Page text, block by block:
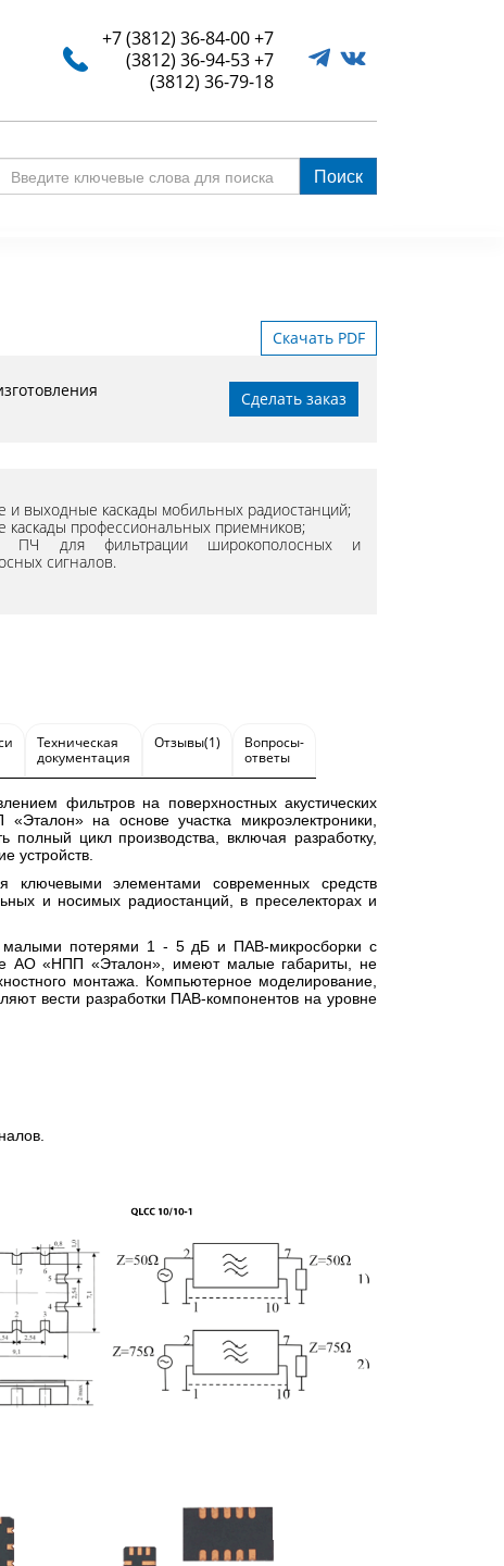
+7 (3812) 36-84-00+7
(3812) 36-94-53+7
(3812) 36-79-18
Поиск
Излучатели в виде модели
Скачать PDF
Сделать заказ
и выходные каскады мобильных радиостанций;
каскады профессиональных приемников;
ПЧ для фильтрации широкополосных и
сигналов.
Техническая
документация
Отзывы(1)
Вопросы-
ответы
фильтров на поверхностных акустических
на основе участка микроэлектроники,
цикл производства, включая разработку,
устройств.
ключевыми элементами современных средств
и носимых радиостанций, в преселекторах и
потерями 1 - 5 дБ и ПАВ-микросборки с
АО «НПП «Эталон», имеют малые габариты, не
монтажа. Компьютерное моделирование,
вести разработки ПАВ-компонентов на уровне